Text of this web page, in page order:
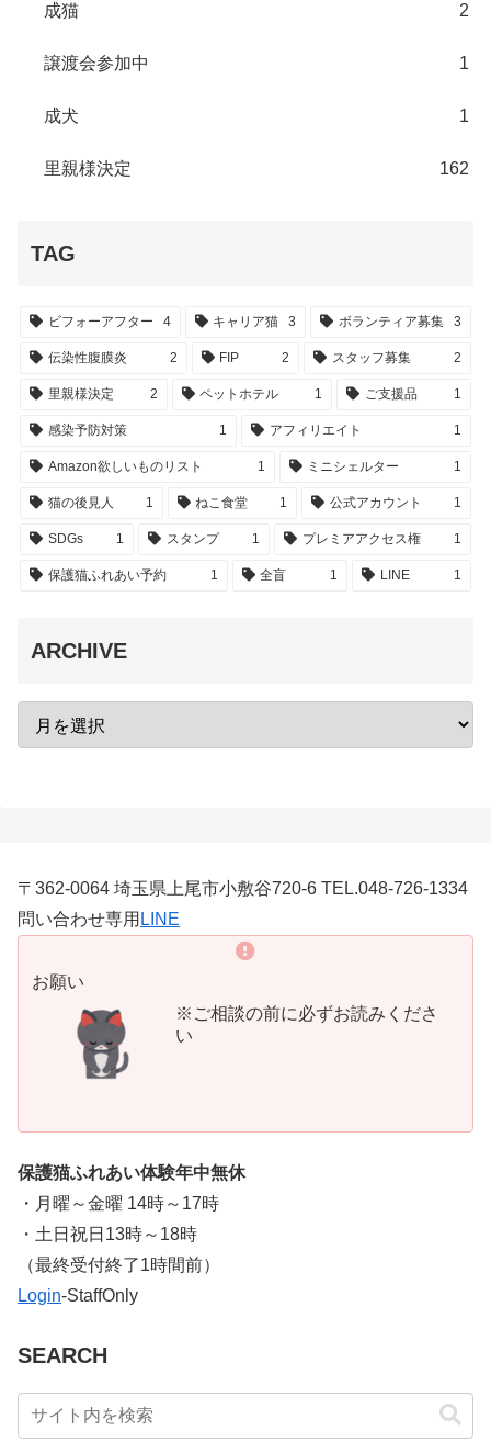
成猫 2
譲渡会参加中 1
成犬 1
里親様決定 162
TAG
ビフォーアフター 4 キャリア猫 3 ボランティア募集 3
伝染性腹膜炎 2 FIP 2 スタッフ募集 2
里親様決定 2 ペットホテル 1 ご支援品 1
感染予防対策 1 アフィリエイト 1
Amazon欲しいものリスト 1 ミニシェルター 1
猫の後見人 1 ねこ食堂 1 公式アカウント 1
SDGs 1 スタンプ 1 プレミアアクセス権 1
保護猫ふれあい予約 1 全盲 1 LINE 1
ARCHIVE
〒362-0064 埼玉県上尾市小敷谷720-6 TEL.048-726-1334
問い合わせ専用 LINE
お願い
※ご相談の前に必ずお読みくださ
い
保護猫ふれあい体験年中無休
・月曜～金曜 14時～17時
・土日祝日13時～18時
​（最終受付終了1時間前）
Login-StaffOnly
SEARCH